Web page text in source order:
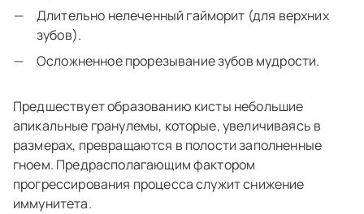
Длительно нелеченный гайморит (для верхних
зубов).
Осложненное прорезывание зубов мудрости.
Предшествует образованию кисты небольшие
апикальные гранулемы, которые, увеличиваясь в
размерах, превращаются в полости заполненные
гноем. Предрасполагающим фактором
прогрессирования процесса служит снижение
иммунитета.